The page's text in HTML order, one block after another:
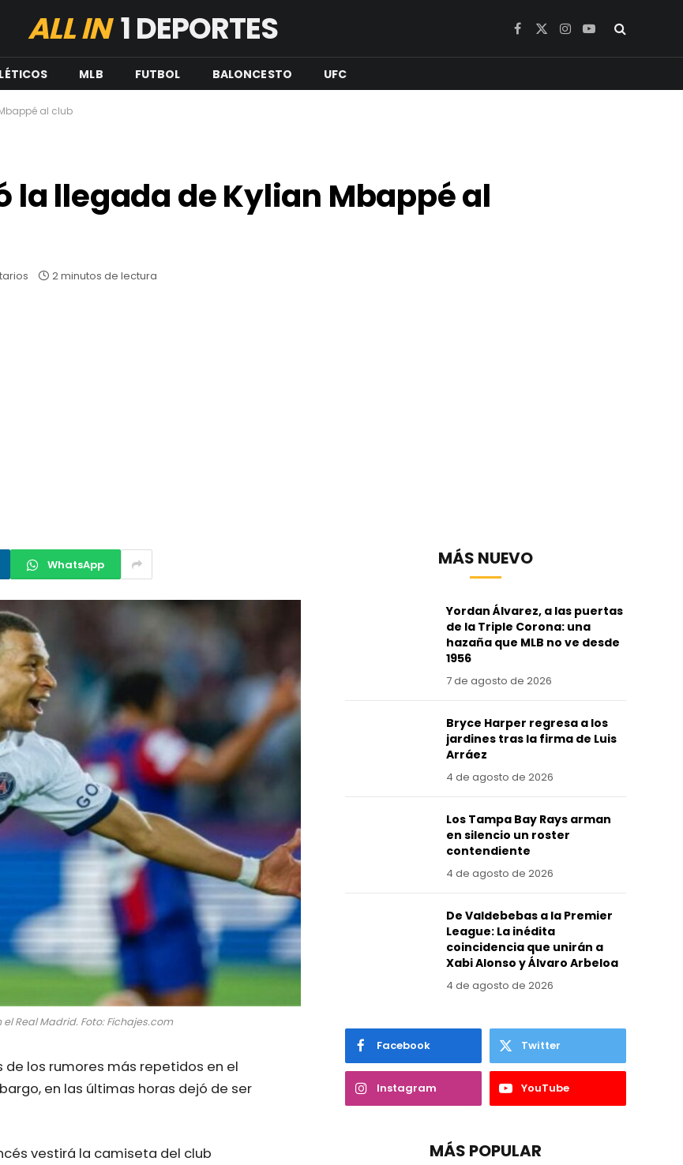
ALL IN1 DEPORTES Facebook
X
Instagram
YouTube
MLB FUTBOL BALONCESTO UFC
al club
la llegada de Kylian Mbappé al
2 minutos de lectura
WhatsApp
Real Madrid. Foto: Fichajes.com
de los rumores más repetidos en el
en las últimas horas dejó de ser
vestirá la camiseta del club
MÁS NUEVO
Yordan Álvarez, a las puertas
de la Triple Corona: una
hazaña que MLB no ve desde
1956
7 de agosto de 2026
Bryce Harper regresa a los
jardines tras la firma de Luis
Arráez
4 de agosto de 2026
Los Tampa Bay Rays arman
en silencio un roster
contendiente
4 de agosto de 2026
De Valdebebas a la Premier
League: La inédita
coincidencia que unirán a
Xabi Alonso y Álvaro Arbeloa
4 de agosto de 2026
Facebook Twitter
Instagram YouTube
MÁS POPULAR